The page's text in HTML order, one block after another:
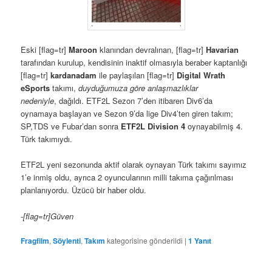
Eski [flag=tr]Maroon klanından devralınan, [flag=tr]Havarian
tarafından kurulup, kendisinin inaktif olmasıyla beraber kaptanlığı
[flag=tr]kardanadam ile paylaşılan [flag=tr] Digital Wrath
eSports takımı,duyduğumuza göre anlaşmazlıklar
nedeniyle, dağıldı. ETF2L Sezon 7’den itibaren Div6’da
oynamaya başlayan ve Sezon 9’da lige Div4’ten giren takım;
SP,TDS ve Fubar’dan sonra ETF2L Division 4 oynayabilmiş 4.
Türk takımıydı.
ETF2L yeni sezonunda aktif olarak oynayan Türk takımı sayımız
1’e inmiş oldu, ayrıca 2 oyuncularının milli takıma çağırılması
planlanıyordu. Üzücü bir haber oldu.
-[flag=tr]Güven
Fragfilm,Söylenti,Takım kategorisine gönderildi |1 Yanıt